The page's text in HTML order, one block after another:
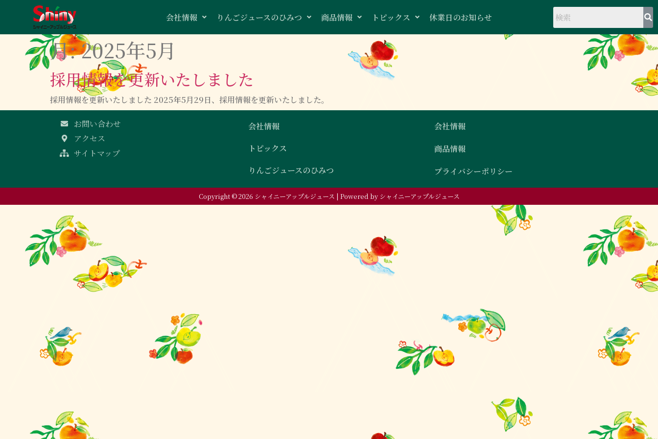
会社情報 りんごジュースのひみつ 商品情報 トピックス 休業日のお知らせ
月:2025年5月
採用情報を更新いたしました
採用情報を更新いたしました 2025年5月29日、採用情報を更新いたしました。
お問い合わせ
アクセス
サイトマップ
会社情報
トピックス
りんごジュースのひみつ
会社情報
商品情報
プライバシーポリシー
Copyright © 2026 シャイニーアップルジュース | Powered by シャイニーアップルジュース